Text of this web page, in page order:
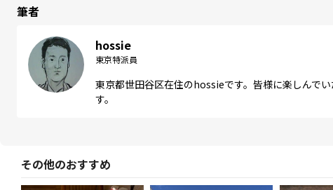
筆者
hossie
東京特派員
東京都世田谷区在住のhossieです。皆様に楽しんで
す。
その他のおすすめ